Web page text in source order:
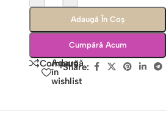
Adaugă În Coș
Cumpără Acum
Compară
Adaugă
în
wishlist
Share: